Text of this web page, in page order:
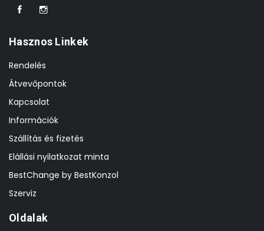
Hasznos Linkek
Rendelés
Átvevőpontok
Kapcsolat
Információk
Szállítás és fizetés
Elállási nyilatkozat minta
BestChange by BestKonzol
Szerviz
Oldalak